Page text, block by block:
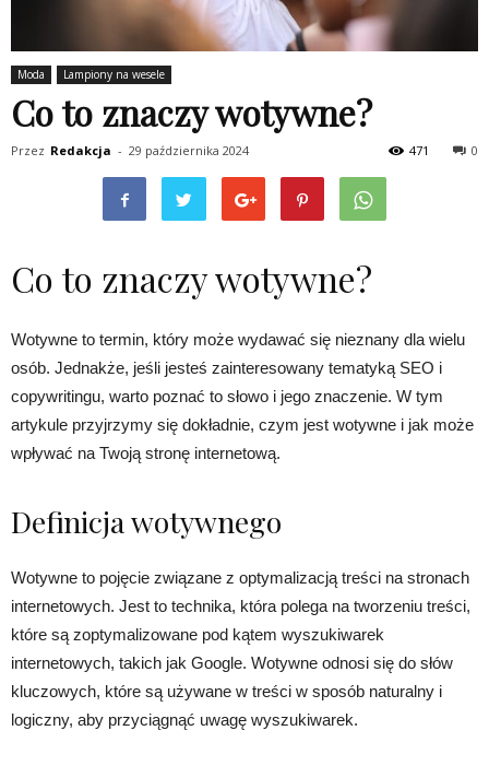
Moda Lampiony na wesele
Co to znaczy wotywne?
Przez Redakcja - 29 października 2024 0
471
Co to znaczy wotywne?
Wotywne to termin, który może wydawać się nieznany dla wielu
osób. Jednakże, jeśli jesteś zainteresowany tematyką SEO i
copywritingu, warto poznać to słowo i jego znaczenie. W tym
artykule przyjrzymy się dokładnie, czym jest wotywne i jak może
wpływać na Twoją stronę internetową.
Definicja wotywnego
Wotywne to pojęcie związane z optymalizacją treści na stronach
internetowych. Jest to technika, która polega na tworzeniu treści,
które są zoptymalizowane pod kątem wyszukiwarek
internetowych, takich jak Google. Wotywne odnosi się do słów
kluczowych, które są używane w treści w sposób naturalny i
logiczny, aby przyciągnąć uwagę wyszukiwarek.